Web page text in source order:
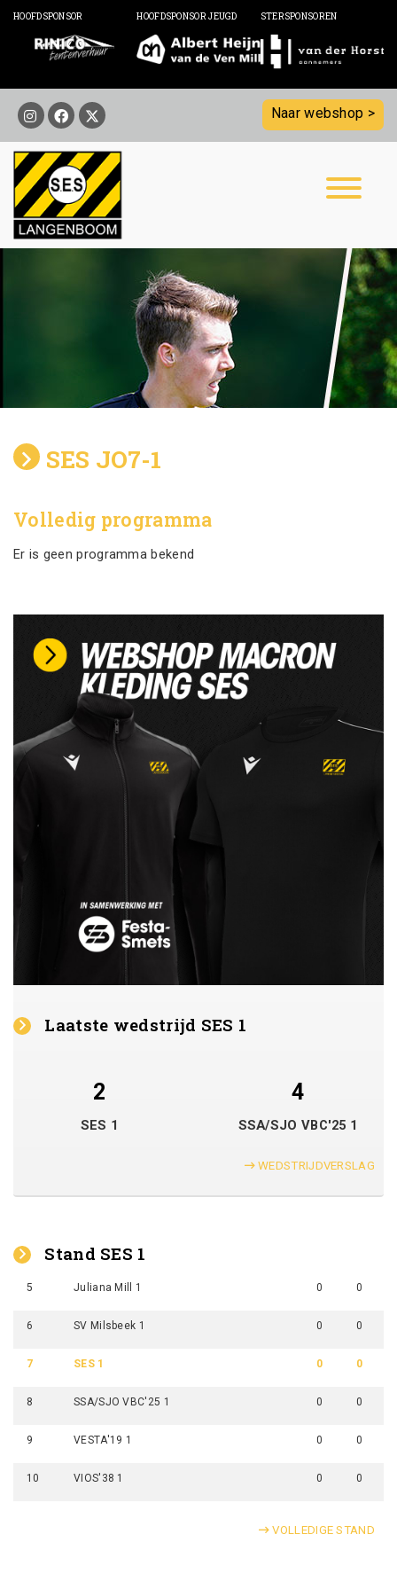
HOOFDSPONSOR HOOFDSPONSOR JEUGD STERSPONSOREN
Naar webshop >
SES JO7-1
Volledig programma
Er is geen programma bekend
Laatste wedstrijd SES 1
2 4
SES 1 SSA/SJO VBC'25 1
WEDSTRIJDVERSLAG
Stand SES 1
5 Juliana Mill 1 0 0
6 SV Milsbeek 1 0 0
7 SES 1 0 0
8 SSA/SJO VBC'25 1 0 0
9 VESTA'19 1 0 0
10 VIOS'38 1 0 0
VOLLEDIGE STAND